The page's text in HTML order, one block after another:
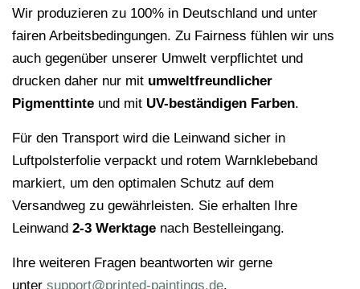
Wir produzieren zu 100% in Deutschland und unter
fairen Arbeitsbedingungen. Zu Fairness fühlen wir uns
auch gegenüber unserer Umwelt verpflichtet und
drucken daher nur mit umweltfreundlicher
Pigmenttinte und mit UV-beständigen Farben.
Für den Transport wird die Leinwand sicher in
Luftpolsterfolie verpackt und rotem Warnklebeband
markiert, um den optimalen Schutz auf dem
Versandweg zu gewährleisten. Sie erhalten Ihre
Leinwand 2-3 Werktage nach Bestelleingang.
Ihre weiteren Fragen beantworten wir gerne
unter support@printed-paintings.de.